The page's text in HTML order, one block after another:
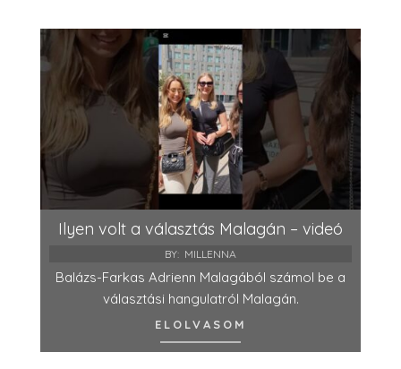
Ilyen volt a választás Malagán – videó
BY: MILLENNA
Balázs-Farkas Adrienn Malagából számol be a
választási hangulatról Malagán.
ELOLVASOM